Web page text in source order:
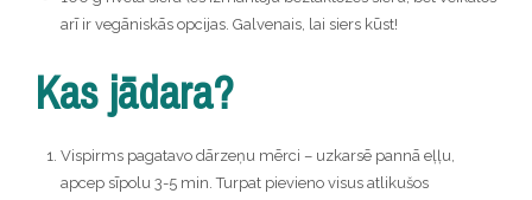
arī ir vegāniskās opcijas. Galvenais, lai siers kūst!
Kas jādara?
Vispirms pagatavo dārzeņu mērci – uzkarsē pannā eļļu,
apcep sīpolu 3-5 min. Turpat pievieno visus atlikušos